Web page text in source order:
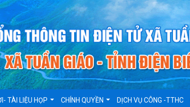
TÀI LIỆU HỌP CHÍNH QUYỀN DỊCH VỤ CÔNG -TTHC